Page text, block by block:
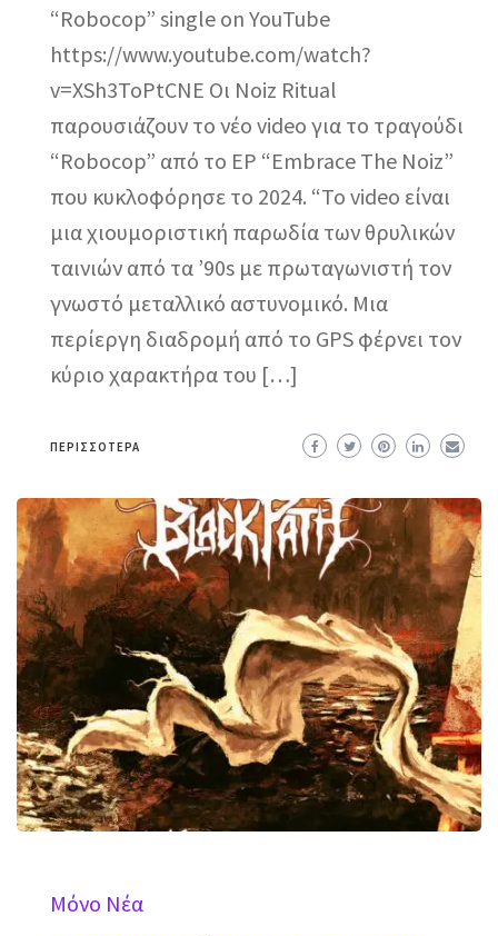
“Robocop” single on YouTube
https://www.youtube.com/watch?
v=XSh3ToPtCNE Οι Noiz Ritual
παρουσιάζουν το νέο video για το τραγούδι
“Robocop” από το EP “Embrace The Noiz”
που κυκλοφόρησε το 2024. “Το video είναι
μια χιουμοριστική παρωδία των θρυλικών
ταινιών από τα ’90s με πρωταγωνιστή τον
γνωστό μεταλλικό αστυνομικό. Μια
περίεργη διαδρομή από το GPS φέρνει τον
κύριο χαρακτήρα του […]
ΠΕΡΙΣΣΌΤΕΡΑ
Mόνο Νέα